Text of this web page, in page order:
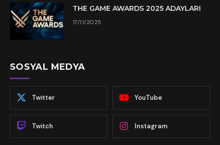
THE GAME AWARDS 2025 ADAYLARI
17/11/2025
SOSYAL MEDYA
Twitter YouTube
Twitch Instagram